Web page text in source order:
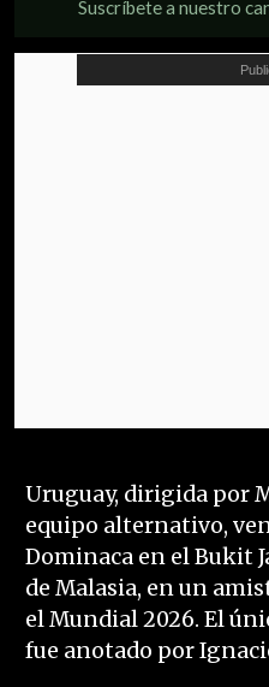
Suscríbete a nuestro
Uruguay, dirigida por
equipo alternativo,
Dominaca en el Bukit
de Malasia, en un
el Mundial 2026. El
fue anotado por